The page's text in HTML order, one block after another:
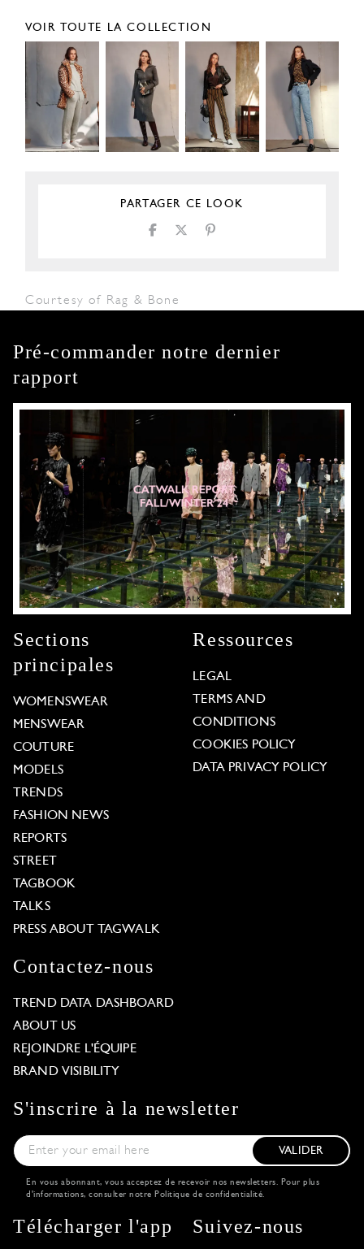
VOIR TOUTE LA COLLECTION
PARTAGER CE LOOK
Courtesy of Rag & Bone
Pré-commander notre dernier
rapport
Sections
principales
WOMENSWEAR
MENSWEAR
COUTURE
MODELS
TRENDS
FASHION NEWS
REPORTS
STREET
TAGBOOK
TALKS
PRESS ABOUT TAGWALK
Ressources
LEGAL
TERMS AND
CONDITIONS
COOKIES POLICY
DATA PRIVACY POLICY
Contactez-nous
TREND DATA DASHBOARD
ABOUT US
REJOINDRE L'ÉQUIPE
BRAND VISIBILITY
S'inscrire à la newsletter
VALIDER
En vous abonnant, vous acceptez de recevoir nos newsletters. Pour plus
d'informations, consulter notre Politique de confidentialité.
Télécharger l'app Suivez-nous